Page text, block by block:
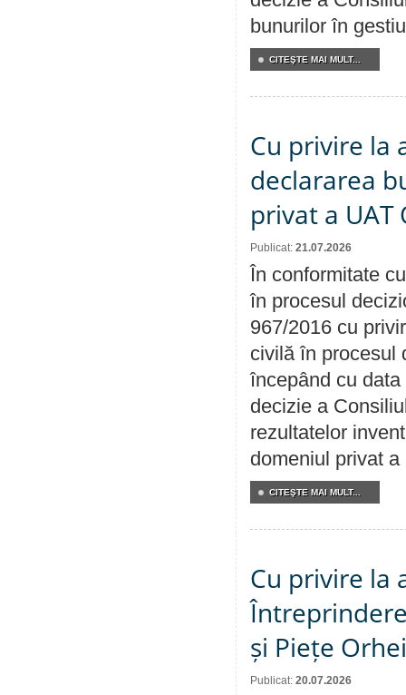
bunurilor în
CITEŞTE MAI MULT...
Cu privire la
declararea
privat a UAT
Publicat: 21.07.2026
În conformitate
în procesul
967/2016 cu
civilă în procesul
începând cu
decizie a
rezultatelor
domeniul privat a
CITEŞTE MAI MULT...
Cu privire la
și Piețe
Publicat: 20.07.2026